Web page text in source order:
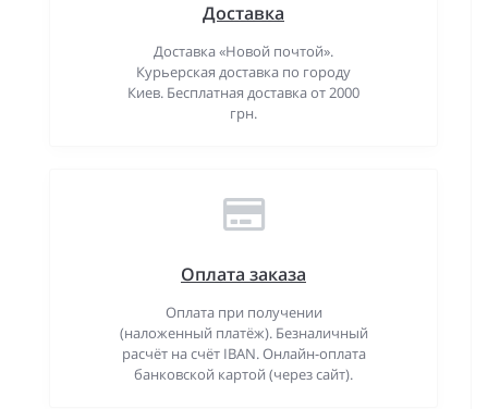
Доставка
Доставка «Новой почтой».
Курьерская доставка по городу
Киев. Бесплатная доставка от 2000
грн.
Оплата заказа
Оплата при получении
(наложенный платёж). Безналичный
расчёт на счёт IBAN. Онлайн-оплата
банковской картой (через сайт).